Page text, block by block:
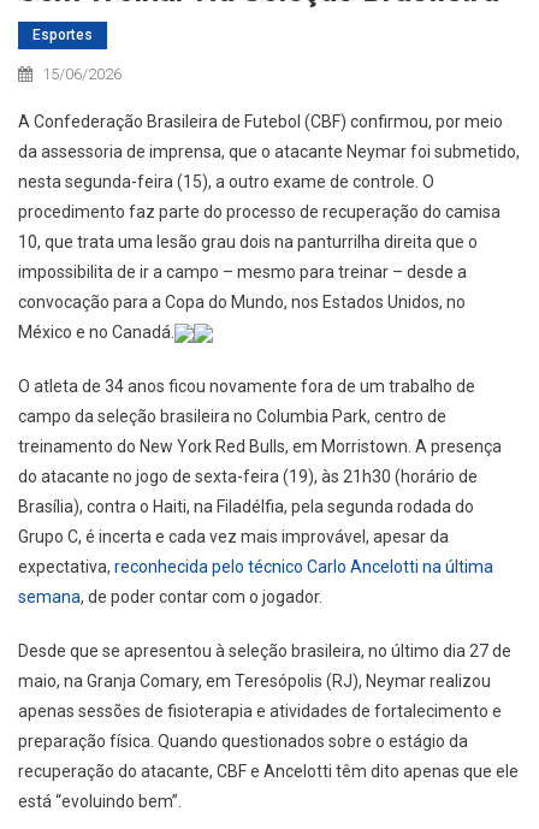
Esportes
15/06/2026
A Confederação Brasileira de Futebol (CBF) confirmou, por meio
da assessoria de imprensa, que o atacante Neymar foi submetido,
nesta segunda-feira (15), a outro exame de controle. O
procedimento faz parte do processo de recuperação do camisa
10, que trata uma lesão grau dois na panturrilha direita que o
impossibilita de ir a campo – mesmo para treinar – desde a
convocação para a Copa do Mundo, nos Estados Unidos, no
México e no Canadá.
O atleta de 34 anos ficou novamente fora de um trabalho de
campo da seleção brasileira no Columbia Park, centro de
treinamento do New York Red Bulls, em Morristown. A presença
do atacante no jogo de sexta-feira (19), às 21h30 (horário de
Brasília), contra o Haiti, na Filadélfia, pela segunda rodada do
Grupo C, é incerta e cada vez mais improvável, apesar da
expectativa, reconhecida pelo técnico Carlo Ancelotti na última
semana, de poder contar com o jogador.
Desde que se apresentou à seleção brasileira, no último dia 27 de
maio, na Granja Comary, em Teresópolis (RJ), Neymar realizou
apenas sessões de fisioterapia e atividades de fortalecimento e
preparação física. Quando questionados sobre o estágio da
recuperação do atacante, CBF e Ancelotti têm dito apenas que ele
está “evoluindo bem”.